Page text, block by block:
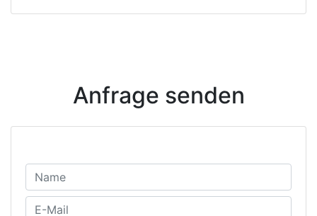
Anfrage senden